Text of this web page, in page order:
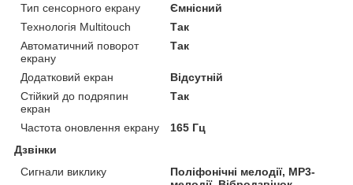
Тип сенсорного екрану
Ємнісний
Технологія Multitouch
Так
Автоматичний поворот
екрану
Так
Додатковий екран
Відсутній
Стійкий до подряпин
екран
Так
Частота оновлення екрану
165 Гц
Дзвінки
Сигнали виклику
Поліфонічні мелодії, MP3-